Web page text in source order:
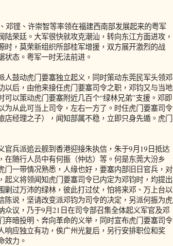
铿、许崇智等率领在福建西南部发展起来的粤军
荣廷。大军很快就攻克潮汕，转向东江方面进攻，
时，莫荣新组织所部桂军增援，双方展开激烈的战
状态。粤军一时无法前进。
鼓动虎门要塞独立起义，同时策动东莞民军头领邓
以后，由他来接任虎门要塞司令之职，邓钧又与当地
可以策动虎门要塞附近几百个“绿林兄弟”支援。邓即
为从此可当上司令，左右一方了。时任虎门要塞司令
店经理之子），闻知部属不稳，立即只身先遁。虎门
兵派追云舰到香港迎接朱执信，朱于9月19日抵达
在随行人员中有何振（仲达）等。何是东莞大汾乡
门一带情况熟悉，人缘也好，要塞内部旧日官兵，对
起义将领闻知虎门要塞司令已内定为邓钧时，均提出
剿过万沛的绿林，彼此打过仗，怕将来邓、万上台以
陈说，坚请改变派邓钧为司令的决定，另派何振为虎
众议，乃于9月21日在司令部召集全体起义军官及邓
弃暗投明、奔向革命的义举，同时宣布虎门要塞司令
响应独立有功，俟广州光复后，另行安排职位和奖
效力。